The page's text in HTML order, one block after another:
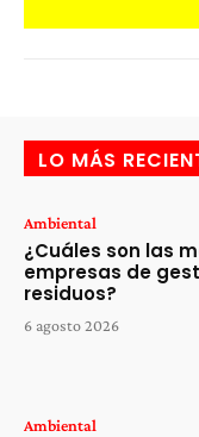
LO MÁS
Ambiental
¿Cuáles son las
empresas de
residuos?
6 agosto 2026
Ambiental